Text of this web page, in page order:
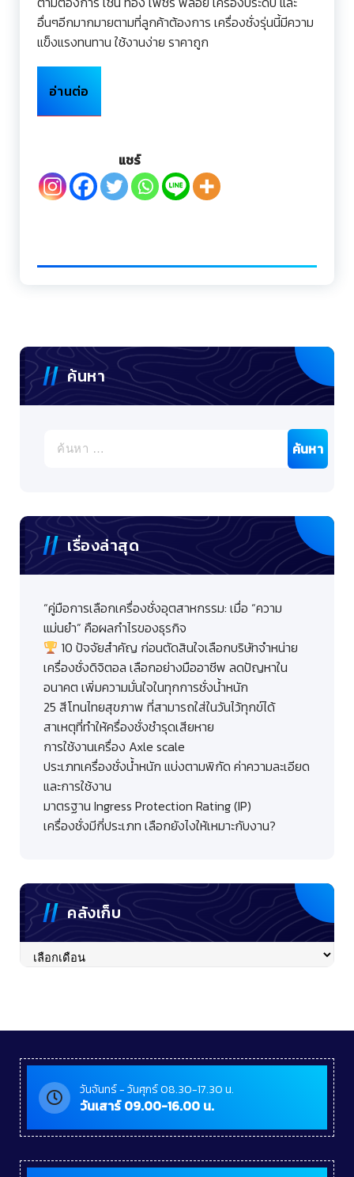
อื่นๆอีกมากมายตามที่ลูกค้าต้องการ เครื่องชั่งรุ่นนี้มีความ
แข็งแรงทนทาน ใช้งานง่าย ราคาถูก
อ่านต่อ
แชร์
ค้นหา
ค้นหา
สำหรับ:
เรื่องล่าสุด
“คู่มือการเลือกเครื่องชั่งอุตสาหกรรม: เมื่อ “ความ
แม่นยำ” คือผลกำไรของธุรกิจ
10 ปัจจัยสำคัญ ก่อนตัดสินใจเลือกบริษัทจำหน่าย
เครื่องชั่งดิจิตอล เลือกอย่างมืออาชีพ ลดปัญหาใน
อนาคต เพิ่มความมั่นใจในทุกการชั่งน้ำหนัก
25 สีโทนไทยสุขภาพ ที่สามารถใส่ในวันไว้ทุกข์ได้
สาเหตุที่ทำให้ครื่องชั่งชำรุดเสียหาย
การใช้งานเครื่อง Axle scale
ประเภทเครื่องชั่งน้ำหนัก แบ่งตามพิกัด ค่าความละเอียด
และการใช้งาน
มาตรฐาน Ingress Protection Rating (IP)
เครื่องชั่งมีกี่ประเภท เลือกยังไงให้เหมาะกับงาน?
คลังเก็บ
คลัง
วันจันทร์ - วันศุกร์ 08.30-17.30 น.
วันเสาร์ 09.00-16.00 น.